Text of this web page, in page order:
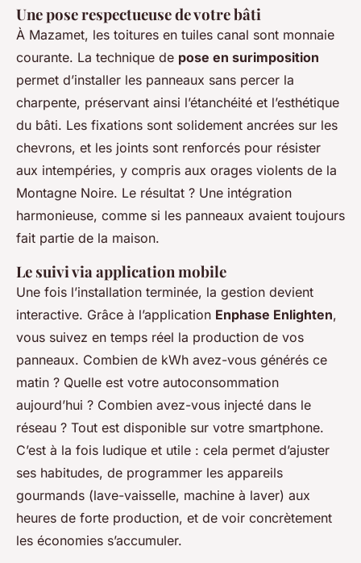
Une pose respectueuse de votre bâti
À Mazamet, les toitures en tuiles canal sont monnaie
courante. La technique de pose en surimposition
permet d’installer les panneaux sans percer la
charpente, préservant ainsi l’étanchéité et l’esthétique
du bâti. Les fixations sont solidement ancrées sur les
chevrons, et les joints sont renforcés pour résister
aux intempéries, y compris aux orages violents de la
Montagne Noire. Le résultat ? Une intégration
harmonieuse, comme si les panneaux avaient toujours
fait partie de la maison.
Le suivi via application mobile
Une fois l’installation terminée, la gestion devient
interactive. Grâce à l’application Enphase Enlighten,
vous suivez en temps réel la production de vos
panneaux. Combien de kWh avez-vous générés ce
matin ? Quelle est votre autoconsommation
aujourd’hui ? Combien avez-vous injecté dans le
réseau ? Tout est disponible sur votre smartphone.
C’est à la fois ludique et utile : cela permet d’ajuster
ses habitudes, de programmer les appareils
gourmands (lave-vaisselle, machine à laver) aux
heures de forte production, et de voir concrètement
les économies s’accumuler.